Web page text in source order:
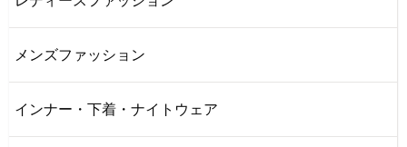
メンズファッション
インナー・下着・ナイトウェア